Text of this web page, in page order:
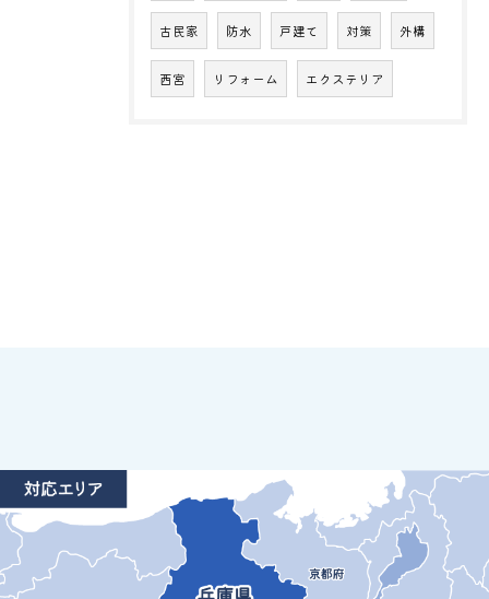
古民家 防水 戸建て 対策 外構
西宮 リフォーム エクステリア